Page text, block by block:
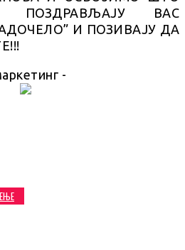
ПОЗДРАВЉАЈУ ВАС
И ПОЗИВАЈУ ДА
-